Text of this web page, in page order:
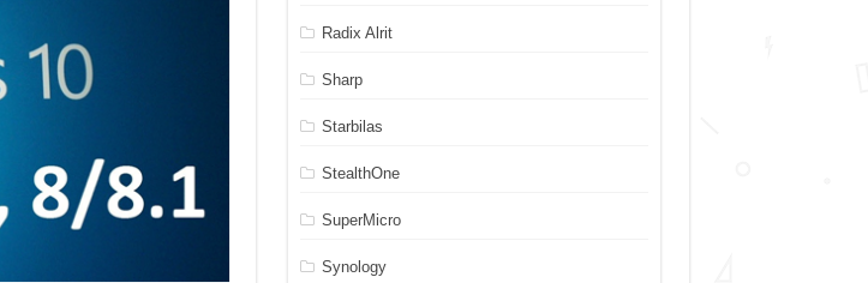
Radix Alrit
Sharp
Starbilas
StealthOne
SuperMicro
Synology